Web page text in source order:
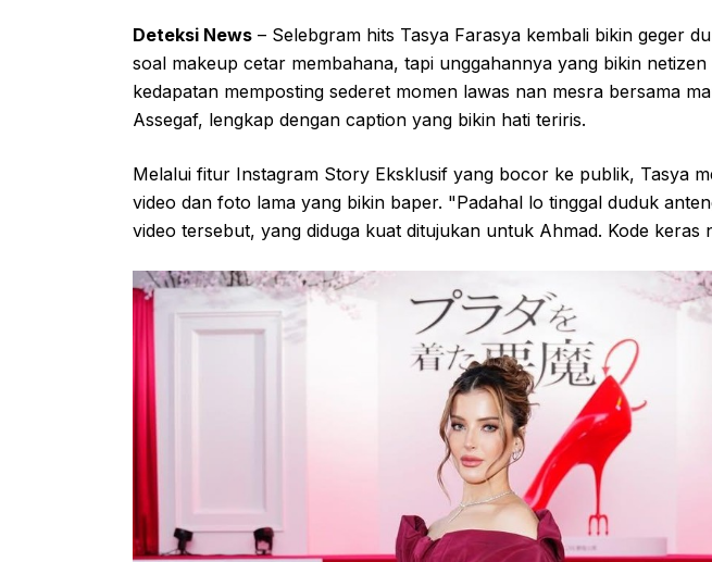
Deteksi News – Selebgram hits Tasya Farasya kembali bikin geger
soal makeup cetar membahana, tapi unggahannya yang bikin
kedapatan memposting sederet momen lawas nan mesra bersama
Assegaf, lengkap dengan caption yang bikin hati teriris.
Melalui fitur Instagram Story Eksklusif yang bocor ke publik, Tasya
video dan foto lama yang bikin baper. "Padahal lo tinggal duduk
video tersebut, yang diduga kuat ditujukan untuk Ahmad. Kode keras